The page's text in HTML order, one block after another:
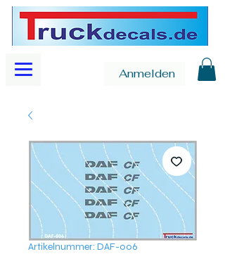
Anmelden
Artikelnummer: DAF-006